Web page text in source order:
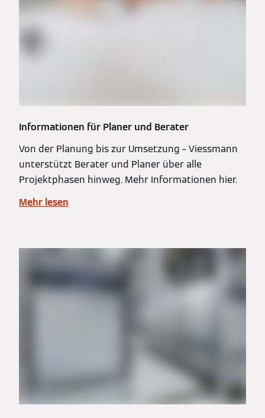
Informationen für Planer und Berater
Von der Planung bis zur Umsetzung – Viessmann
unterstützt Berater und Planer über alle
Projektphasen hinweg. Mehr Informationen hier.
Mehr lesen